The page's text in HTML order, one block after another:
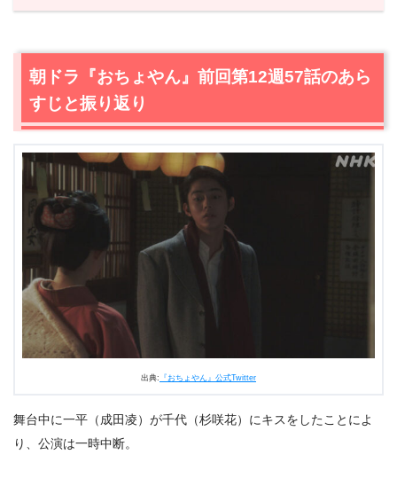
1.朝ドラ『おちょやん』前回第12週57話のあらすじと振り
【ネタバレ】朝ドラ『おちょやん』第12週58話あらす
じ・感想
2.1犯人は誰だと盛り上がる中、1人浮かない顔をする一平
2.2一平（成田凌）が言いがかりをつけていると豪語する
ヨシヲ（倉悠貴）
2.3
家族よりも自分を拾ってくれた仲間が大事というヨシ
ヲ（倉悠貴）の言葉に千代（杉咲花）は…
朝ドラ『おちょやん』第12週58話あらすじ・ネタバレ感
想まとめ
朝ドラ『おちょやん』前回第12週57話のあら
すじと振り返り
出典: 『おちょやん』公式Twitter
舞台中に一平（成田凌）が千代（杉咲花）にキスをしたことによ
り、公演は一時中断。